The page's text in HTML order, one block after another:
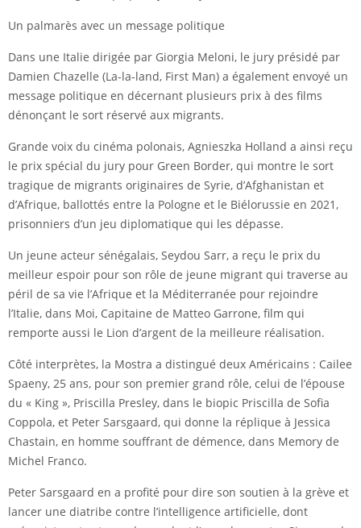
Un palmarès avec un message politique
Dans une Italie dirigée par Giorgia Meloni, le jury présidé par
Damien Chazelle (La-la-land, First Man) a également envoyé un
message politique en décernant plusieurs prix à des films
dénonçant le sort réservé aux migrants.
Grande voix du cinéma polonais, Agnieszka Holland a ainsi reçu
le prix spécial du jury pour Green Border, qui montre le sort
tragique de migrants originaires de Syrie, d’Afghanistan et
d’Afrique, ballottés entre la Pologne et le Biélorussie en 2021,
prisonniers d’un jeu diplomatique qui les dépasse.
Un jeune acteur sénégalais, Seydou Sarr, a reçu le prix du
meilleur espoir pour son rôle de jeune migrant qui traverse au
péril de sa vie l’Afrique et la Méditerranée pour rejoindre
l’Italie, dans Moi, Capitaine de Matteo Garrone, film qui
remporte aussi le Lion d’argent de la meilleure réalisation.
Côté interprètes, la Mostra a distingué deux Américains : Cailee
Spaeny, 25 ans, pour son premier grand rôle, celui de l’épouse
du « King », Priscilla Presley, dans le biopic Priscilla de Sofia
Coppola, et Peter Sarsgaard, qui donne la réplique à Jessica
Chastain, en homme souffrant de démence, dans Memory de
Michel Franco.
Peter Sarsgaard en a profité pour dire son soutien à la grève et
lancer une diatribe contre l’intelligence artificielle, dont